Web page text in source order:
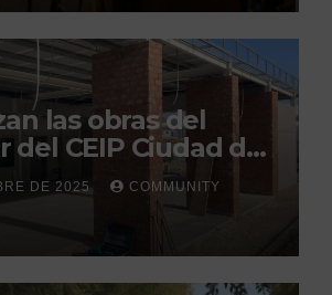
las obras del
del CEIP Ciudad del
está
finales de 2025
DE 2025 COMMUNITY